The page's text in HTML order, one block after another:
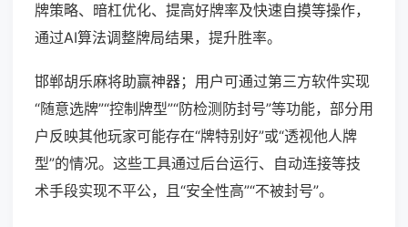
牌策略、暗杠优化、提高好牌率及快速自摸等操作，
通过AI算法调整牌局结果，提升胜率。
邯郸胡乐麻将助赢神器；用户可通过第三方软件实现
“随意选牌”“控制牌型”“防检测防封号”等功能，部分用
户反映其他玩家可能存在“牌特别好”或“透视他人牌
型”的情况。这些工具通过后台运行、自动连接等技
术手段实现不平公，且“安全性高”“不被封号”。